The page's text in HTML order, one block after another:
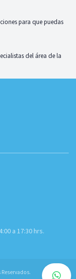
para que puedas
del área de la
a 17:30 hrs.